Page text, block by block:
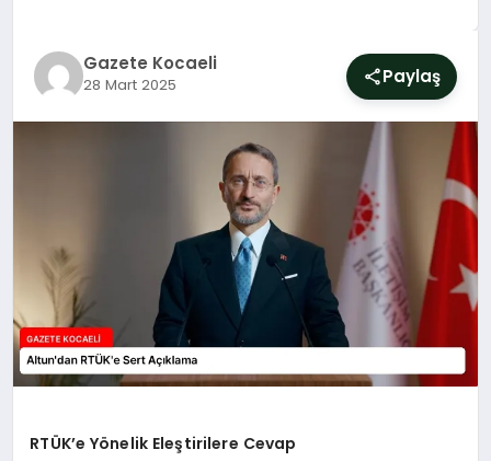
MAGAZIN
DÜNYA
SAĞLIK
EĞITIM
Gazete Kocaeli
28 Mart 2025 Paylaş
RTÜK’e Yönelik Eleştirilere Cevap